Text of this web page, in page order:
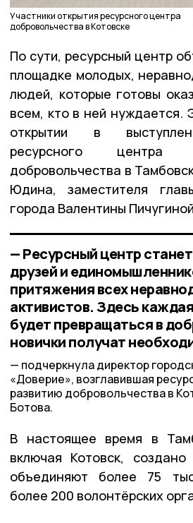
Участники открытия ресурсного центра
добровольчества в Котовске
По сути, ресурсный центр
площадке молодых,
людей, которые готовы
всем, кто в ней нуждается.
открытии в
ресурсного
добровольчества в
Юдина, заместителя
города Валентины
— Ресурсный центр
друзей и
притяжения всех
активистов. Здесь
будет превращаться в
новички получат
подчеркнула директор
«Доверие», возглавившая
развитию добровольчества в
Ботова.
В настоящее время в
включая Котовск,
объединяют более 75
более 200 волонтёрских